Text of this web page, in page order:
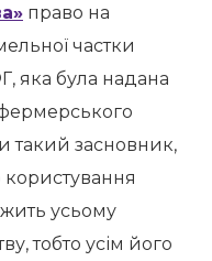
право на
частки
яка була надана
такий засновник,
усьому
тобто усім його